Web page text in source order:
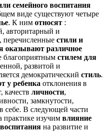
семейного воспитания
виде существуют четыре
. К ним относят :
авторитарный и
перечисленные стили и
оказывают различное
благоприятным стилем для
развитой и
демократический стиль.
у ребенка отклонения в
качеств личности,
замкнутости,
себе. В следующей части
изучим влияние
на развитие и